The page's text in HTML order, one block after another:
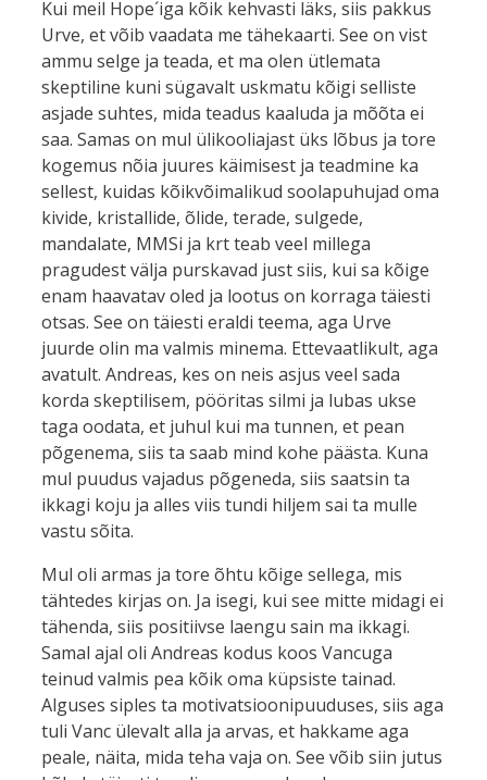
Kui meil Hope´iga kõik kehvasti läks, siis pakkus
Urve, et võib vaadata me tähekaarti. See on vist
ammu selge ja teada, et ma olen ütlemata
skeptiline kuni sügavalt uskmatu kõigi selliste
asjade suhtes, mida teadus kaaluda ja mõõta ei
saa. Samas on mul ülikooliajast üks lõbus ja tore
kogemus nõia juures käimisest ja teadmine ka
sellest, kuidas kõikvõimalikud soolapuhujad oma
kivide, kristallide, õlide, terade, sulgede,
mandalate, MMSi ja krt teab veel millega
pragudest välja purskavad just siis, kui sa kõige
enam haavatav oled ja lootus on korraga täiesti
otsas. See on täiesti eraldi teema, aga Urve
juurde olin ma valmis minema. Ettevaatlikult, aga
avatult. Andreas, kes on neis asjus veel sada
korda skeptilisem, pööritas silmi ja lubas ukse
taga oodata, et juhul kui ma tunnen, et pean
põgenema, siis ta saab mind kohe päästa. Kuna
mul puudus vajadus põgeneda, siis saatsin ta
ikkagi koju ja alles viis tundi hiljem sai ta mulle
vastu sõita.
Mul oli armas ja tore õhtu kõige sellega, mis
tähtedes kirjas on. Ja isegi, kui see mitte midagi ei
tähenda, siis positiivse laengu sain ma ikkagi.
Samal ajal oli Andreas kodus koos Vancuga
teinud valmis pea kõik oma küpsiste tainad.
Alguses siples ta motivatsioonipuuduses, siis aga
tuli Vanc ülevalt alla ja arvas, et hakkame aga
peale, näita, mida teha vaja on. See võib siin jutus